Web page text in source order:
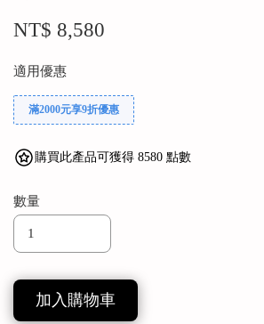
NT$ 8,580
適用優惠
滿2000元享9折優惠
購買此產品可獲得 8580 點數
數量
加入購物車